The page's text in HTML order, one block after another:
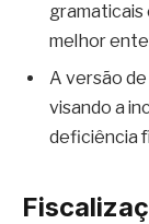
gramaticais
melhor
A versão
visando a
deficiência